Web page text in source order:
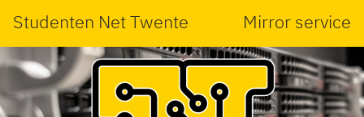
Studenten Net Twente Mirror service